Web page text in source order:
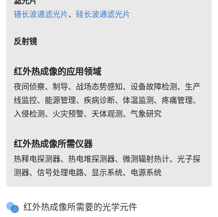
锗长波通滤光片、硅长波通滤光片
反射镜
红外热成像的应用领域
夜间侦察、制导、战场态势感知、设备故障检测、生产
线监控、能源管理、疾病诊断、体温监测、疼痛管理、
入侵检测、火灾预警、天体观测、气象研究
红外热成像所需仪器
热释电探测器、热电堆探测器、微测辐射热计、光子探
测器、信号处理电路、显示系统、电源系统
红外热成像所需要的光学元件